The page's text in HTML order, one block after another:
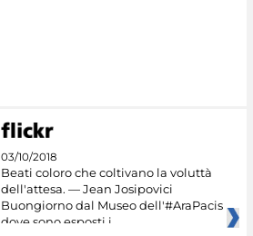
03/10/2018
Beati coloro che coltivano la voluttà
dell'attesa. — Jean Josipovici
Buongiorno dal Museo dell'#AraPacis
dove sono esposti i